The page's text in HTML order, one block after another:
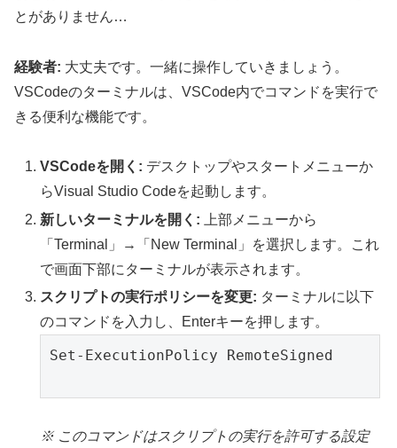
とがありません…
経験者: 大丈夫です。一緒に操作していきましょう。
VSCodeのターミナルは、VSCode内でコマンドを実行で
きる便利な機能です。
VSCodeを開く: デスクトップやスタートメニューか
らVisual Studio Codeを起動します。
新しいターミナルを開く: 上部メニューから
「Terminal」→「New Terminal」を選択します。これ
で画面下部にターミナルが表示されます。
スクリプトの実行ポリシーを変更: ターミナルに以下
のコマンドを入力し、Enterキーを押します。
Set-ExecutionPolicy RemoteSigned
※ このコマンドはスクリプトの実行を許可する設定